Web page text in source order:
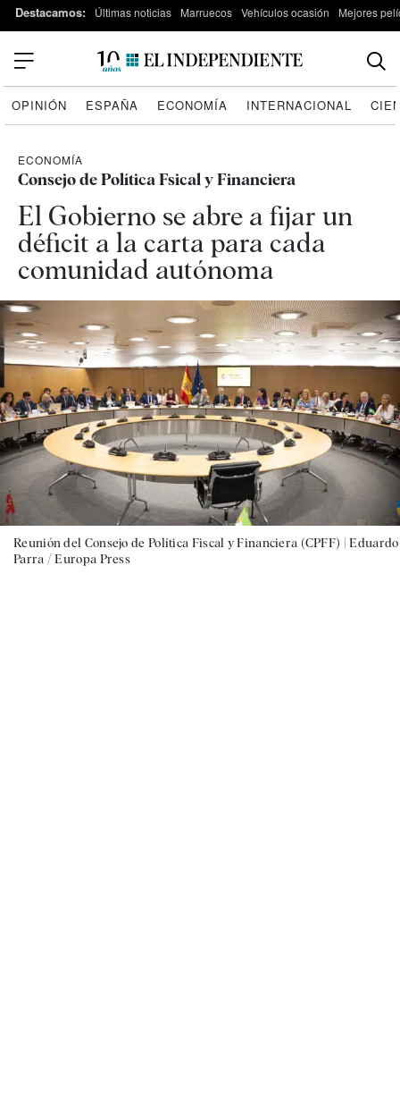
Destacamos: Últimas noticias Marruecos Vehículos ocasión Mejores
OPINIÓN ESPAÑA ECONOMÍA INTERNACIONAL
ECONOMÍA
Consejo de Política Fsical y Financiera
El Gobierno se abre a fijar un
déficit a la carta para cada
comunidad autónoma
Reunión del Consejo de Política Fiscal y Financiera (CPFF) |Eduardo
Parra / Europa Press